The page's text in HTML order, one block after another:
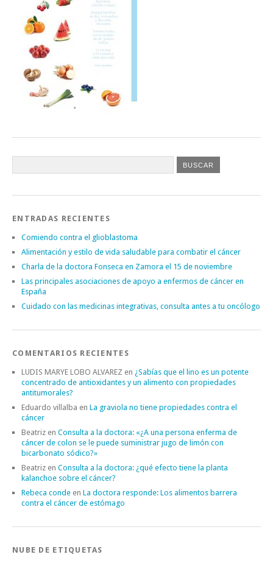
ENTRADAS RECIENTES
Comiendo contra el glioblastoma
Alimentación y estilo de vida saludable para combatir el cáncer
Charla de la doctora Fonseca en Zamora el 15 de noviembre
Las principales asociaciones de apoyo a enfermos de cáncer en
España
Cuidado con las medicinas integrativas, consulta antes a tu oncólogo
COMENTARIOS RECIENTES
LUDIS MARYE LOBO ALVAREZ en ¿Sabías que el lino es un potente
concentrado de antioxidantes y un alimento con propiedades
antitumorales?
Eduardo villalba en La graviola no tiene propiedades contra el
cáncer
Beatriz en Consulta a la doctora: «¿A una persona enferma de
cáncer de colon se le puede suministrar jugo de limón con
bicarbonato sódico?»
Beatriz en Consulta a la doctora: ¿qué efecto tiene la planta
kalanchoe sobre el cáncer?
Rebeca conde en La doctora responde: Los alimentos barrera
contra el cáncer de estómago
NUBE DE ETIQUETAS